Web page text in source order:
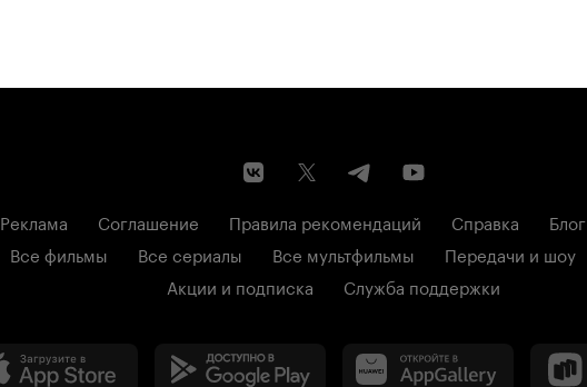
Реклама Соглашение Правила рекомендаций Справка Блог
Все фильмы Все сериалы Все мультфильмы Передачи и шоу
Акции и подписка
Служба поддержки